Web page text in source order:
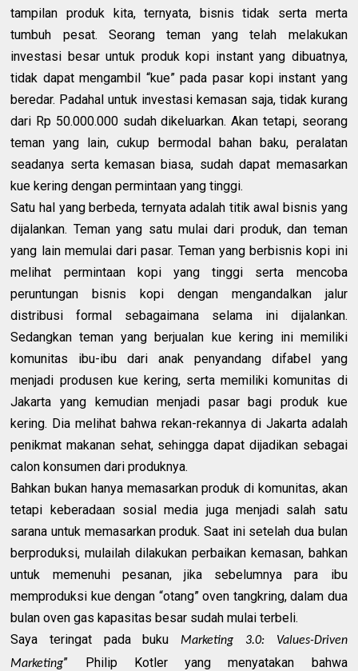
tampilan produk kita, ternyata, bisnis tidak serta merta
tumbuh pesat. Seorang teman yang telah melakukan
investasi besar untuk produk kopi instant yang dibuatnya,
tidak dapat mengambil “kue” pada pasar kopi instant yang
beredar. Padahal untuk investasi kemasan saja, tidak kurang
dari Rp 50.000.000 sudah dikeluarkan. Akan tetapi, seorang
teman yang lain, cukup bermodal bahan baku, peralatan
seadanya serta kemasan biasa, sudah dapat memasarkan
kue kering dengan permintaan yang tinggi.
Satu hal yang berbeda, ternyata adalah titik awal bisnis yang
dijalankan. Teman yang satu mulai dari produk, dan teman
yang lain memulai dari pasar. Teman yang berbisnis kopi ini
melihat permintaan kopi yang tinggi serta mencoba
peruntungan bisnis kopi dengan mengandalkan jalur
distribusi formal sebagaimana selama ini dijalankan.
Sedangkan teman yang berjualan kue kering ini memiliki
komunitas ibu-ibu dari anak penyandang difabel yang
menjadi produsen kue kering, serta memiliki komunitas di
Jakarta yang kemudian menjadi pasar bagi produk kue
kering. Dia melihat bahwa rekan-rekannya di Jakarta adalah
penikmat makanan sehat, sehingga dapat dijadikan sebagai
calon konsumen dari produknya.
Bahkan bukan hanya memasarkan produk di komunitas, akan
tetapi keberadaan sosial media juga menjadi salah satu
sarana untuk memasarkan produk. Saat ini setelah dua bulan
berproduksi, mulailah dilakukan perbaikan kemasan, bahkan
untuk memenuhi pesanan, jika sebelumnya para ibu
memproduksi kue dengan “otang” oven tangkring, dalam dua
bulan oven gas kapasitas besar sudah mulai terbeli.
Saya teringat pada bukuMarketing 3.0: Values-Driven
Marketing” Philip Kotler yang menyatakan bahwa